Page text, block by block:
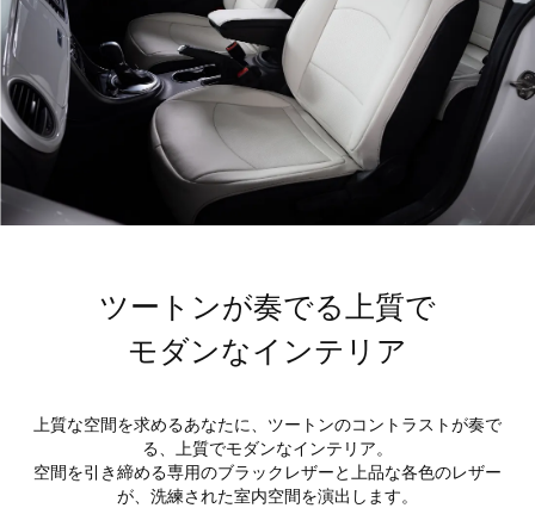
ツートンが奏でる上質で
モダンなインテリア
上質な空間を求めるあなたに、ツートンのコントラストが奏で
る、上質でモダンなインテリア。
空間を引き締める専用のブラックレザーと上品な各色のレザー
が、洗練された室内空間を演出します。